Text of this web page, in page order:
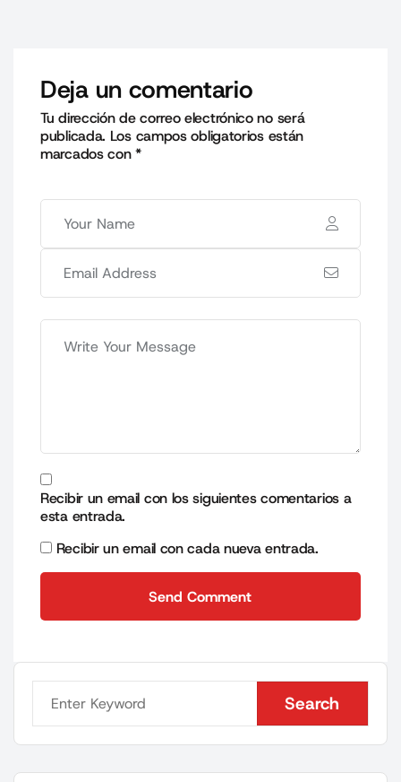
Deja un comentario
Tu dirección de correo electrónico no será
publicada. Los campos obligatorios están
marcados con*
Recibir un email con los siguientes comentarios a
esta entrada.
Recibir un email con cada nueva entrada.
Send Comment
Search
Search